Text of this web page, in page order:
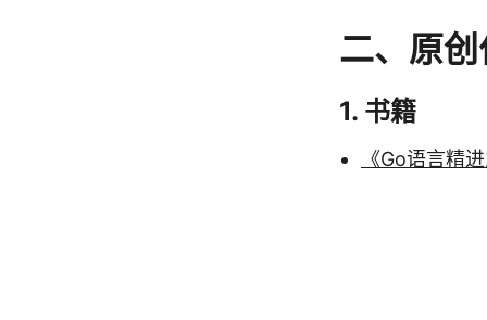
二、原
1. 书籍
《Go语言精